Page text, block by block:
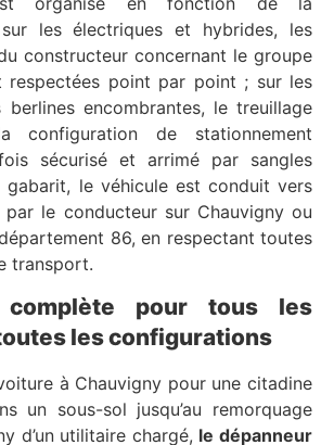
les électriques et hybrides, les
constructeur concernant le groupe
respectées point par point ; sur les
encombrantes, le treuillage
configuration de stationnement
sécurisé et arrimé par sangles
gabarit, le véhicule est conduit vers
par le conducteur sur Chauvigny ou
86, en respectant toutes
transport.
pour tous les
les configurations
à Chauvigny pour une citadine
un sous-sol jusqu’au remorquage
d’un utilitaire chargé, le dépanneur